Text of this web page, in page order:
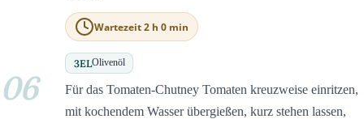
Wartezeit 2 h 0 min
3ELOlivenöl
06
Für das Tomaten-Chutney Tomaten kreuzweise einritzen,
mit kochendem Wasser übergießen, kurz stehen lassen,